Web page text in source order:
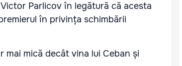
Parlicov în legătură că acesta
în privința schimbării
mică decât vina lui Ceban și